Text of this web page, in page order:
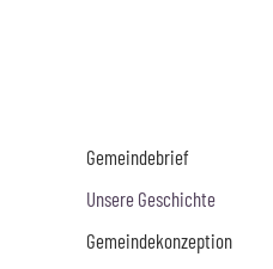
Gemeindebrief
Unsere Geschichte
Gemeindekonzeption